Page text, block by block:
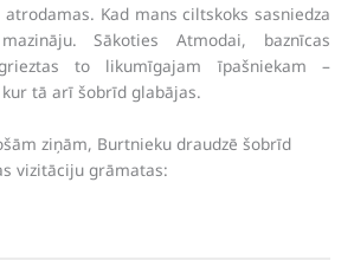
Kad mans ciltskoks sasniedza
Sākoties Atmodai, baznīcas
to likumīgajam īpašniekam –
tā arī šobrīd glabājas.
ziņām, Burtnieku draudzē šobrīd
vizitāciju grāmatas: